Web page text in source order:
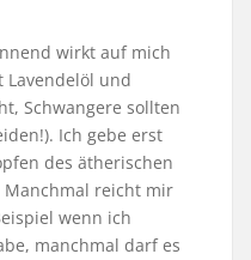
wirkt auf mich
und
Schwangere sollten
Ich gebe erst
des ätherischen
Manchmal reicht mir
wenn ich
manchmal darf es